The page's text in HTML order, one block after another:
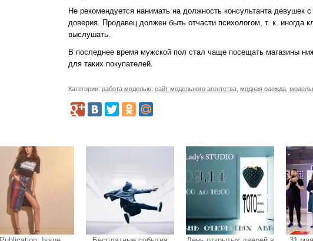
Не рекомендуется нанимать на должность консультанта
доверия. Продавец должен быть отчасти психологом, т. к. иногда
выслушать.
В последнее время мужской пол стал чаще посещать магазины
для таких покупателей.
Категории: работа моделью сайт модельного агентства модная одежда